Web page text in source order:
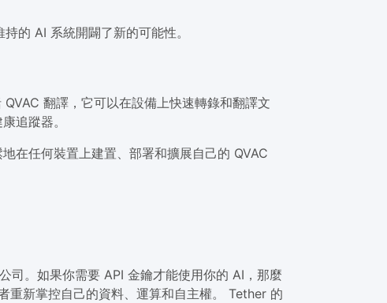
的 AI 系統開闢了新的可能性。
翻譯，它可以在設備上快速轉錄和翻譯文
追蹤器。
在任何裝置上建置、部署和擴展自己的 QVAC
司。如果你需要 API 金鑰才能使用你的 AI，那麼
重新掌控自己的資料、運算和自主權。 Tether 的